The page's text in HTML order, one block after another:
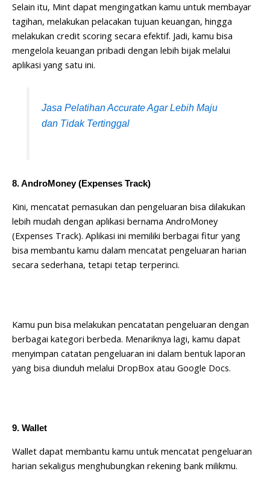
Selain itu, Mint dapat mengingatkan kamu untuk membayar
tagihan, melakukan pelacakan tujuan keuangan, hingga
melakukan credit scoring secara efektif. Jadi, kamu bisa
mengelola keuangan pribadi dengan lebih bijak melalui
aplikasi yang satu ini.
Jasa Pelatihan Accurate Agar Lebih Maju
dan Tidak Tertinggal
8. AndroMoney (Expenses Track)
Kini, mencatat pemasukan dan pengeluaran bisa dilakukan
lebih mudah dengan aplikasi bernama AndroMoney
(Expenses Track). Aplikasi ini memiliki berbagai fitur yang
bisa membantu kamu dalam mencatat pengeluaran harian
secara sederhana, tetapi tetap terperinci.
Kamu pun bisa melakukan pencatatan pengeluaran dengan
berbagai kategori berbeda. Menariknya lagi, kamu dapat
menyimpan catatan pengeluaran ini dalam bentuk laporan
yang bisa diunduh melalui DropBox atau Google Docs.
9. Wallet
Wallet dapat membantu kamu untuk mencatat pengeluaran
harian sekaligus menghubungkan rekening bank milikmu.